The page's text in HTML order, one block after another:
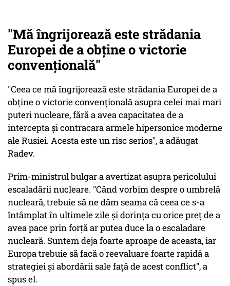
"Mă îngrijorează este strădania
Europei de a obţine o victorie
convenţională"
"Ceea ce mă îngrijorează este strădania Europei de a
obţine o victorie convenţională asupra celei mai mari
puteri nucleare, fără a avea capacitatea de a
intercepta şi contracara armele hipersonice moderne
ale Rusiei. Acesta este un risc serios", a adăugat
Radev.
Prim-ministrul bulgar a avertizat asupra pericolului
escaladării nucleare. "Când vorbim despre o umbrelă
nucleară, trebuie să ne dăm seama că ceea ce s-a
întâmplat în ultimele zile şi dorinţa cu orice preţ de a
avea pace prin forţă ar putea duce la o escaladare
nucleară. Suntem deja foarte aproape de aceasta, iar
Europa trebuie să facă o reevaluare foarte rapidă a
strategiei şi abordării sale faţă de acest conflict", a
spus el.